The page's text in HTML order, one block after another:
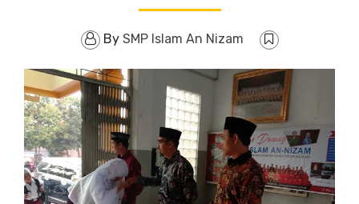
By SMP Islam An Nizam